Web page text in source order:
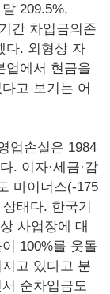
209.5%,
간 차입금의존
다. 외형상 자
업에서 현금을
고 보기는 어
업손실은 1984
. 이자·세금·감
마이너스(-175
태다. 한국기
사업장에 대
100%를 웃돌
고 있다고 분
순차입금도